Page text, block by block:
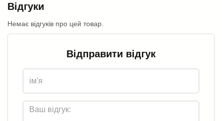
Відгуки
Немає відгуків про цей товар.
Відправити відгук